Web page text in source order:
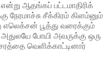
ஆதங்கப் பட்டமாதிரிக்
நேரமாச்சு சீக்கிரம் கிளம்னும்
எலெக்சன் பூத்து வரைக்கும்
போயி அவருக்கு ஒரு
வெளிக்காட்டினார்